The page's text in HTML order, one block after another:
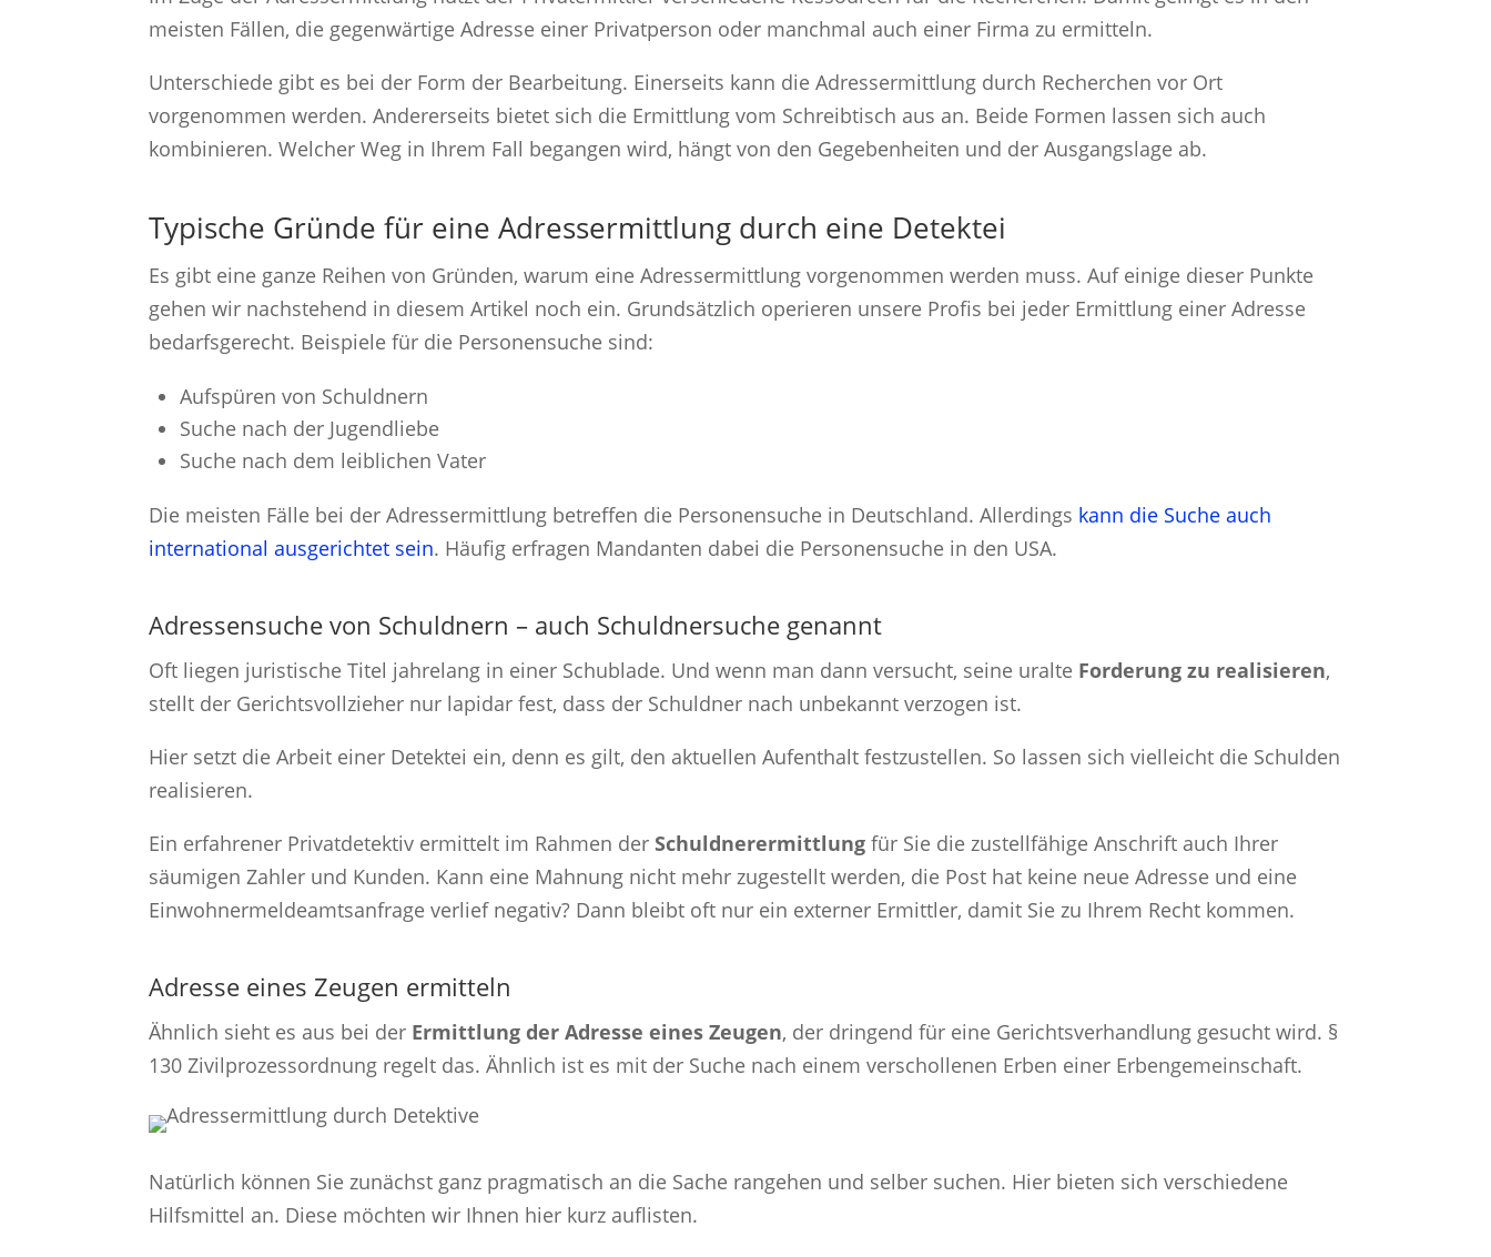
meisten Fällen, die gegenwärtige Adresse einer Privatperson oder manchmal auch einer Firma zu ermitteln.
Unterschiede gibt es bei der Form der Bearbeitung. Einerseits kann die Adressermittlung durch Recherchen vor Ort
vorgenommen werden. Andererseits bietet sich die Ermittlung vom Schreibtisch aus an. Beide Formen lassen sich auch
kombinieren. Welcher Weg in Ihrem Fall begangen wird, hängt von den Gegebenheiten und der Ausgangslage ab.
Typische Gründe für eine Adressermittlung durch eine Detektei
Es gibt eine ganze Reihen von Gründen, warum eine Adressermittlung vorgenommen werden muss. Auf einige dieser Punkte
gehen wir nachstehend in diesem Artikel noch ein. Grundsätzlich operieren unsere Profis bei jeder Ermittlung einer Adresse
bedarfsgerecht. Beispiele für die Personensuche sind:
Aufspüren von Schuldnern
Suche nach der Jugendliebe
Suche nach dem leiblichen Vater
Die meisten Fälle bei der Adressermittlung betreffen die Personensuche in Deutschland. Allerdings kann die Suche auch
international ausgerichtet sein. Häufig erfragen Mandanten dabei die Personensuche in den USA.
Adressensuche von Schuldnern – auch Schuldnersuche genannt
Oft liegen juristische Titel jahrelang in einer Schublade. Und wenn man dann versucht, seine uralte Forderung zu realisieren,
stellt der Gerichtsvollzieher nur lapidar fest, dass der Schuldner nach unbekannt verzogen ist.
Hier setzt die Arbeit einer Detektei ein, denn es gilt, den aktuellen Aufenthalt festzustellen. So lassen sich vielleicht die Schulden
realisieren.
Ein erfahrener Privatdetektiv ermittelt im Rahmen derSchuldnerermittlung für Sie die zustellfähige Anschrift auch Ihrer
säumigen Zahler und Kunden. Kann eine Mahnung nicht mehr zugestellt werden, die Post hat keine neue Adresse und eine
Einwohnermeldeamtsanfrage verlief negativ? Dann bleibt oft nur ein externer Ermittler, damit Sie zu Ihrem Recht kommen.
Adresse eines Zeugen ermitteln
Ähnlich sieht es aus bei der Ermittlung der Adresse eines Zeugen, der dringend für eine Gerichtsverhandlung gesucht wird. §
130 Zivilprozessordnung regelt das. Ähnlich ist es mit der Suche nach einem verschollenen Erben einer Erbengemeinschaft.
Natürlich können Sie zunächst ganz pragmatisch an die Sache rangehen und selber suchen. Hier bieten sich verschiedene
Hilfsmittel an. Diese möchten wir Ihnen hier kurz auflisten.